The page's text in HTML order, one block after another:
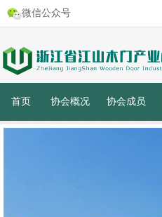
微信公众号
首页 协会概况 协会成员